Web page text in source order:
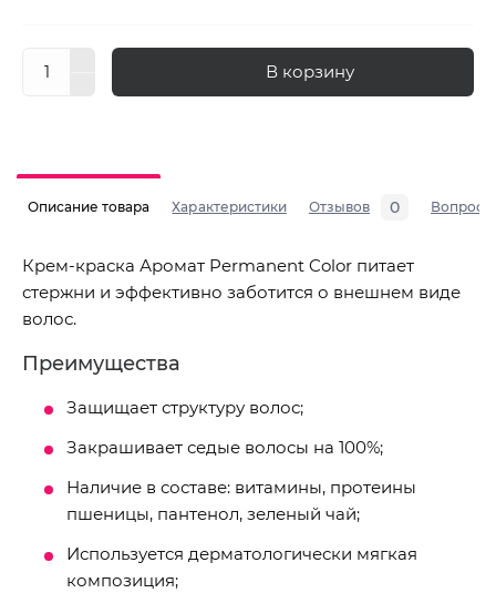
В корзину
Описание товара Характеристики Отзывов 0 Вопросы
Крем-краска Аромат Permanent Color питает
стержни и эффективно заботится о внешнем виде
волос.
Преимущества
Защищает структуру волос;
Закрашивает седые волосы на 100%;
Наличие в составе: витамины, протеины
пшеницы, пантенол, зеленый чай;
Используется дерматологически мягкая
композиция;